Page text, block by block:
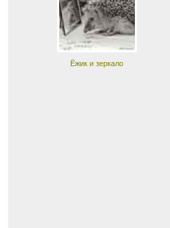
Ёжик и зеркало